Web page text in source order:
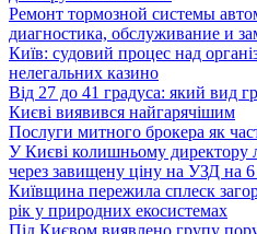
Ремонт тормозной системы
диагностика, обслуживание и
Київ: судовий процес над
нелегальних казино
Від 27 до 41 градуса: який вид
Києві виявився найгарячішим
Послуги митного брокера як
У Києві колишньому директору
через завищену ціну на УЗД на
Київщина пережила сплеск
рік у природних екосистемах